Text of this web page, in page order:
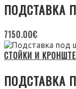
ПОДСТАВКА
7150.00€
СТОЙКИ И
ПОДСТАВКА